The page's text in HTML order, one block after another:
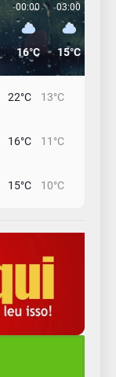
00:00
16°C
03:00
15°C
22°C 13°C
16°C 11°C
15°C 10°C
13°C 11°C
20°C 15°C